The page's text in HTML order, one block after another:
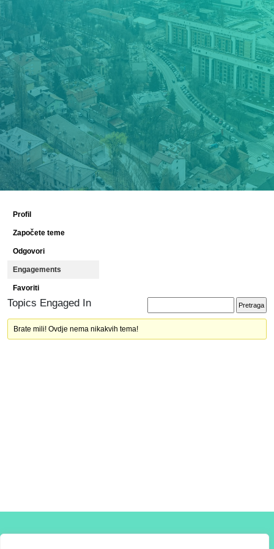
Profil
Započete teme
Odgovori
Engagements
Favoriti
Topics Engaged In
Brate mili! Ovdje nema nikakvih tema!